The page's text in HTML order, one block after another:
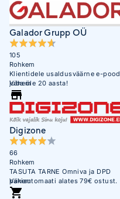
Galador Grupp OÜ
105
Rohkem
Klientidele usaldusväärne e-pood
juba üle 20 aasta!
Vähem
Digizone
66
Rohkem
TASUTA TARNE Omniva ja DPD
pakiautomaati alates 79€ ostust.
Soodne järelmaks. Krediitkaardiga
Vähem